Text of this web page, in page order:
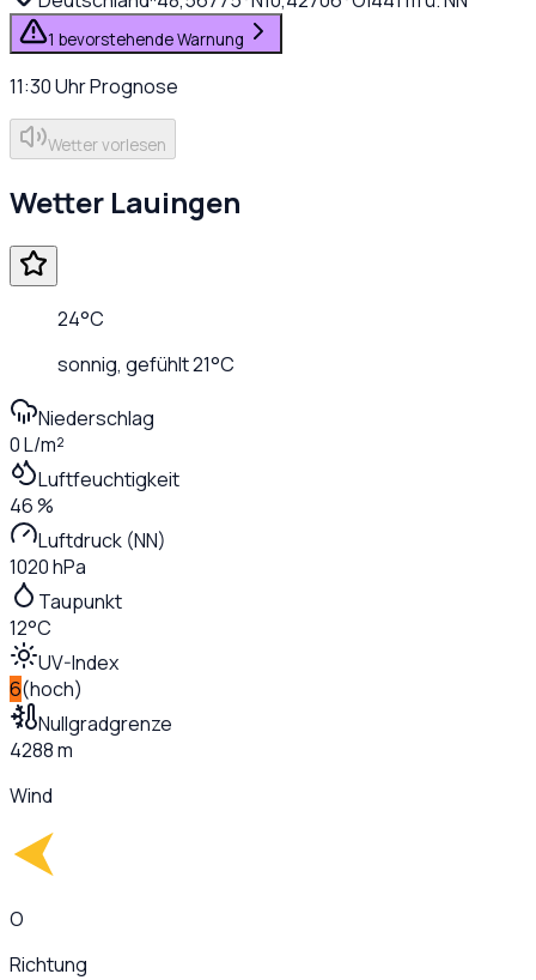
1 bevorstehende Warnung
11:30UhrPrognose
Wetter vorlesen
Wetter Lauingen
24°C
sonnig, gefühlt21°C
Niederschlag
0 L/m²
Luftfeuchtigkeit
46 %
Luftdruck (NN)
1020 hPa
Taupunkt
12°C
UV-Index
6(hoch)
Nullgradgrenze
4288 m
Wind
O
Richtung